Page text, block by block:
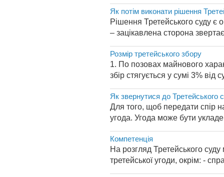
Як потім виконати рішення
Рішення Третейського суду є
– зацікавлена сторона
Розмір третейського збору
1. По позовах майнового
збір стягується у сумі 3%
Як звернутися до Третейського
Для того, щоб передати спір
угода. Угода може бути
Компетенція
На розгляд Третейського
третейської угоди, окрім: -